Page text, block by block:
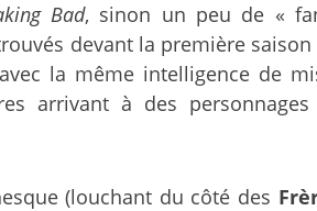
Bad, sinon un peu de «
devant la première
la même intelligence de
arrivant à des
(louchant du côté des